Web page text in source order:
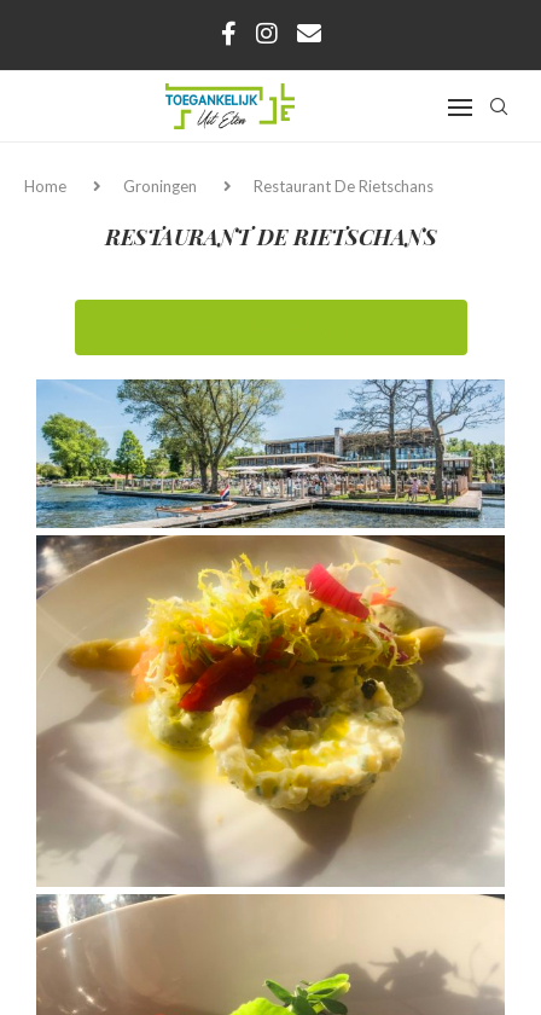
Home Groningen Restaurant De Rietschans
RESTAURANT DE RIETSCHANS